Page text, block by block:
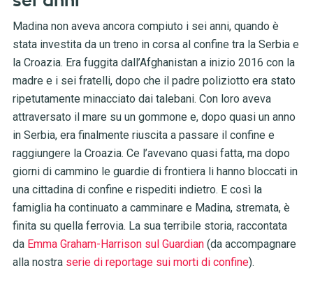
Madina non aveva ancora compiuto i sei anni, quando è
stata investita da un treno in corsa al confine tra la Serbia e
la Croazia. Era fuggita dall’Afghanistan a inizio 2016 con la
madre e i sei fratelli, dopo che il padre poliziotto era stato
ripetutamente minacciato dai talebani. Con loro aveva
attraversato il mare su un gommone e, dopo quasi un anno
in Serbia, era finalmente riuscita a passare il confine e
raggiungere la Croazia. Ce l’avevano quasi fatta, ma dopo
giorni di cammino le guardie di frontiera li hanno bloccati in
una cittadina di confine e rispediti indietro. E così la
famiglia ha continuato a camminare e Madina, stremata, è
finita su quella ferrovia. La sua terribile storia, raccontata
da Emma Graham-Harrison sul Guardian(da accompagnare
alla nostra serie di reportage sui morti di confine).